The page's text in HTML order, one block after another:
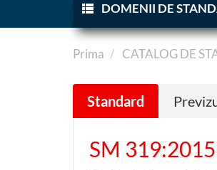
DOMENII DE
Prima CATALOG DE
Standard
SM 319:2015